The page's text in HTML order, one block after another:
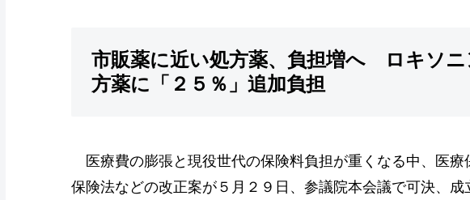
市販薬に近い処方薬、負担増へ ロキソ
方薬に「２５％」追加負担
医療費の膨張と現役世代の保険料負担が重くなる中、医療
保険法などの改正案が５月２９日、参議院本会議で可決、